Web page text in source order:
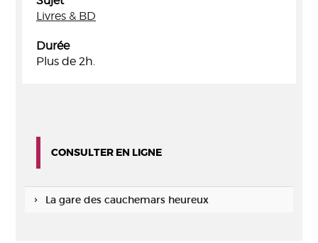
Livres & BD
Durée
Plus de 2h.
CONSULTER EN LIGNE
La gare des cauchemars heureux